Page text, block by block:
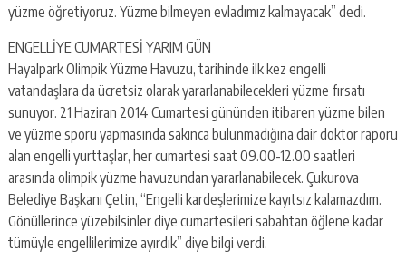
yüzme öğretiyoruz. Yüzme bilmeyen evladımız kalmayacak” dedi.
ENGELLİYE CUMARTESİ YARIM GÜN
Hayalpark Olimpik Yüzme Havuzu, tarihinde ilk kez engelli
vatandaşlara da ücretsiz olarak yararlanabilecekleri yüzme fırsatı
sunuyor. 21 Haziran 2014 Cumartesi gününden itibaren yüzme bilen
ve yüzme sporu yapmasında sakınca bulunmadığına dair doktor raporu
alan engelli yurttaşlar, her cumartesi saat 09.00-12.00 saatleri
arasında olimpik yüzme havuzundan yararlanabilecek. Çukurova
Belediye Başkanı Çetin, “Engelli kardeşlerimize kayıtsız kalamazdım.
Gönüllerince yüzebilsinler diye cumartesileri sabahtan öğlene kadar
tümüyle engellilerimize ayırdık’’ diye bilgi verdi.